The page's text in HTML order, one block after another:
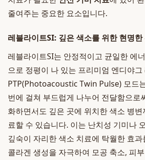
줄여주는 중요한 요소입니다.
레블라이트SI: 깊은 색소를 위한 현명한
레블라이트SI는 안정적이고 균일한 에
으로 정평이 나 있는 프리미엄 엔디야
PTP(Photoacoustic Twin Pulse) 모드
번에 걸쳐 부드럽게 나누어 전달함으로
화하면서도 깊은 곳에 위치한 색소 병
료할 수 있습니다. 이는 난치성 기미나
깊숙이 자리한 색소 치료에 탁월한 효
콜라겐 생성을 자극하여 모공 축소, 피